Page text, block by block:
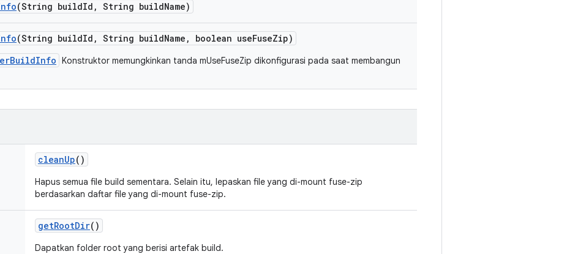
(String buildId , String buildName)
(String buildId , String buildName , boolean useFuseZip)
Konstruktor memungkinkan tanda mUseFuseZip dikonfigurasi pada saat membangun
cleanUp()
Hapus semua file build sementara. Selain itu, lepaskan file yang di-mount fuse-zip
berdasarkan daftar file yang di-mount fuse-zip.
getRootDir()
Dapatkan folder root yang berisi artefak build.